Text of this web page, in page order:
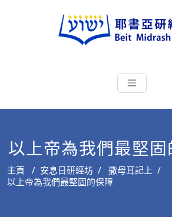
耶書
根源明白
以上帝為我們最堅固
主頁 / 安息日研經坊 / 撒母耳記上 /
以上帝為我們最堅固的保障